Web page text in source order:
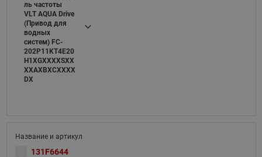
ль частоты
VLT AQUA Drive
(Привод для
водных
систем) FC-
202P11KT4E20
H1XGXXXXSXX
XXAXBXCXXXX
DX
131F6644